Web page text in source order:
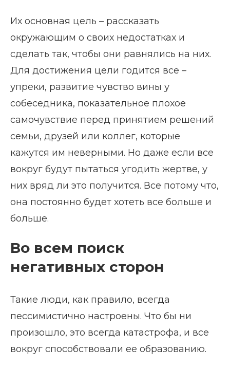
Их основная цель – рассказать
окружающим о своих недостатках и
сделать так, чтобы они равнялись на них.
Для достижения цели годится все –
упреки, развитие чувство вины у
собеседника, показательное плохое
самочувствие перед принятием решений
семьи, друзей или коллег, которые
кажутся им неверными. Но даже если все
вокруг будут пытаться угодить жертве, у
них вряд ли это получится. Все потому что,
она постоянно будет хотеть все больше и
больше.
Во всем поиск
негативных сторон
Такие люди, как правило, всегда
пессимистично настроены. Что бы ни
произошло, это всегда катастрофа, и все
вокруг способствовали ее образованию.